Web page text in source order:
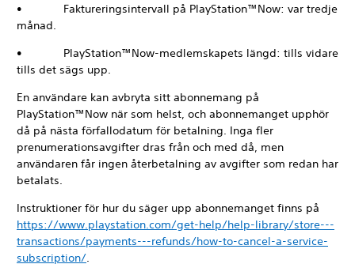
• Faktureringsintervall på PlayStation™Now: var tredje
månad.
• PlayStation™Now-medlemskapets längd: tills vidare
tills det sägs upp.
En användare kan avbryta sitt abonnemang på
PlayStation™Now när som helst, och abonnemanget upphör
då på nästa förfallodatum för betalning. Inga fler
prenumerationsavgifter dras från och med då, men
användaren får ingen återbetalning av avgifter som redan har
betalats.
Instruktioner för hur du säger upp abonnemanget finns på
https://www.playstation.com/get-help/help-library/store---
transactions/payments---refunds/how-to-cancel-a-service-
subscription/.